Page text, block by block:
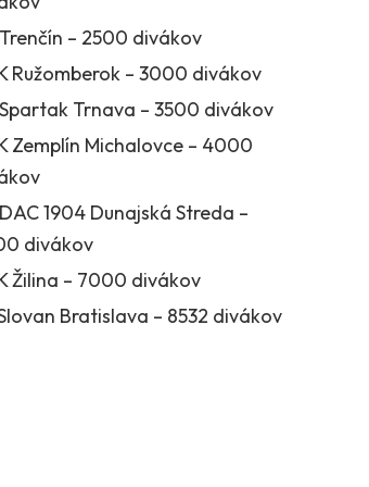
– 2500 divákov
Ružomberok – 3000 divákov
Trnava – 3500 divákov
Zemplín Michalovce – 4000
1904 Dunajská Streda –
divákov
Žilina – 7000 divákov
Bratislava – 8532 divákov